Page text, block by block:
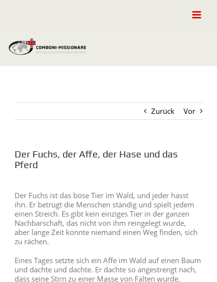
Zurück Vor
Der Fuchs, der Affe, der Hase und das
Pferd
Bild
Der Fuchs ist das böse Tier im Wald, und jeder hasst
ihn. Er betrügt die Menschen ständig und spielt jedem
einen Streich. Es gibt kein einziges Tier in der ganzen
Nachbarschaft, das nicht von ihm reingelegt wurde,
aber lange Zeit konnte niemand einen Weg finden, sich
zu rächen.
Eines Tages setzte sich ein Affe im Wald auf einen Baum
und dachte und dachte. Er dachte so angestrengt nach,
dass seine Stirn zu einer Masse von Falten wurde.